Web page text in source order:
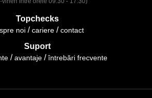
Topchecks
noi cariere contact
Suport
avantaje întrebări frecvente